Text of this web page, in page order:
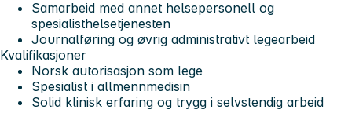
Samarbeid med annet helsepersonell og
spesialisthelsetjenesten
Journalføring og øvrig administrativt legearbeid
Kvalifikasjoner
Norsk autorisasjon som lege
Spesialist i allmennmedisin
Solid klinisk erfaring og trygg i selvstendig arbeid